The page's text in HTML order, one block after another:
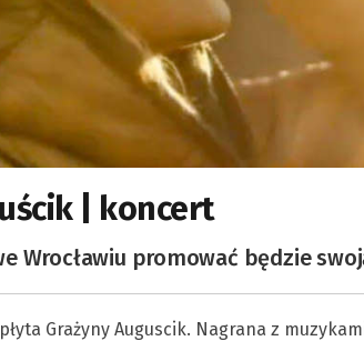
| koncert
Wrocławiu promować będzie
płyta Grażyny Auguscik. Nagrana z